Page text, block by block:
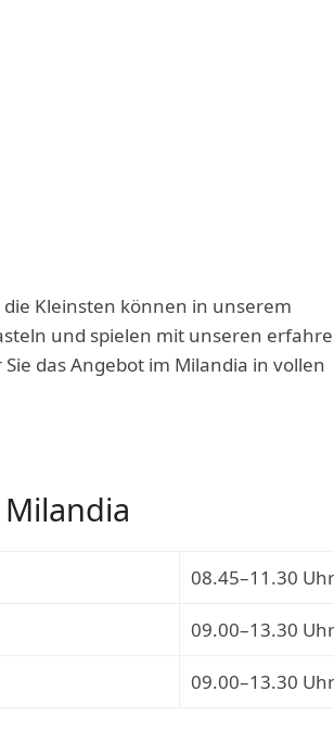
Kleinsten können in unserem
und spielen mit unseren
das Angebot im Milandia in vollen
08.45–11.30
09.00–13.30
09.00–13.30